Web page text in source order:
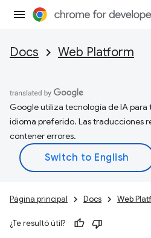
Docs Web Platform
Google utiliza tecnología de IA
idioma preferido. Las traducciones
contener errores.
Página principal Docs Web
¿Te resultó útil?